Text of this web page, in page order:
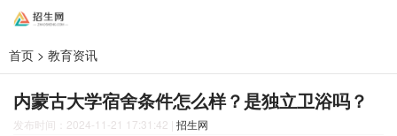
首页 > 教育资讯
内蒙古大学宿舍条件怎么样？是独立卫浴吗？
发布时间：2024-11-21 17:31:42 | 招生网